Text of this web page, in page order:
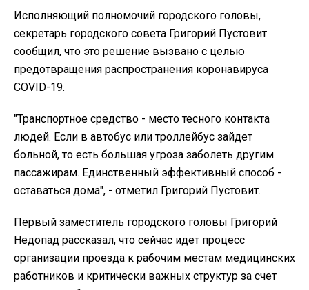
Исполняющий полномочий городского головы,
секретарь городского совета Григорий Пустовит
сообщил, что это решение вызвано с целью
предотвращения распространения коронавируса
COVID-19.
"Транспортное средство - место тесного контакта
людей. Если в автобус или троллейбус зайдет
больной, то есть большая угроза заболеть другим
пассажирам. Единственный эффективный способ -
оставаться дома", - отметил Григорий Пустовит.
Первый заместитель городского головы Григорий
Недопад рассказал, что сейчас идет процесс
организации проезда к рабочим местам медицинских
работников и критически важных структур за счет